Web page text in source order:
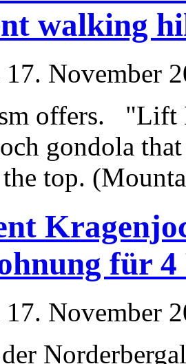
walking
November
offers. "Lift
gondola
top.
für 4
November